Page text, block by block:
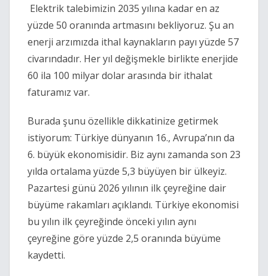
yüzde 50 oranında artmasını bekliyoruz. Şu an
enerji arzımızda ithal kaynakların payı yüzde 57
civarındadır. Her yıl değişmekle birlikte enerjide
60 ila 100 milyar dolar arasında bir ithalat
faturamız var.
Burada şunu özellikle dikkatinize getirmek
istiyorum: Türkiye dünyanın 16., Avrupa’nın da
6. büyük ekonomisidir. Biz aynı zamanda son 23
yılda ortalama yüzde 5,3 büyüyen bir ülkeyiz.
Pazartesi günü 2026 yılının ilk çeyreğine dair
büyüme rakamları açıklandı. Türkiye ekonomisi
bu yılın ilk çeyreğinde önceki yılın aynı
çeyreğine göre yüzde 2,5 oranında büyüme
kaydetti.